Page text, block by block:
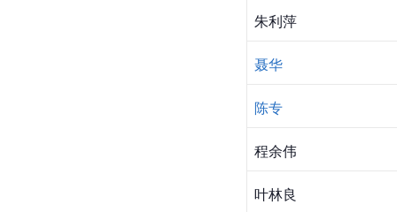
朱利萍
聂华
陈专
程余伟
叶林良